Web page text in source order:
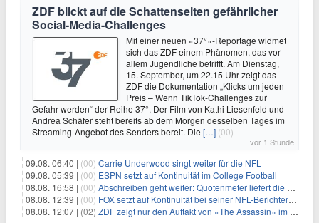
ZDF blickt auf die Schattenseiten gefährlicher
Social-Media-Challenges
Mit einer neuen «37°»-Reportage widmet
sich das ZDF einem Phänomen, das vor
allem Jugendliche betrifft. Am Dienstag,
15. September, um 22.15 Uhr zeigt das
ZDF die Dokumentation „Klicks um jeden
Preis – Wenn TikTok-Challenges zur
Gefahr werden“ der Reihe 37°. Der Film von Kathi Liesenfeld und
Andrea Schäfer steht bereits ab dem Morgen desselben Tages im
Streaming-Angebot des Senders bereit. Die […] (00)
vor 1 Stunde
09.08. 06:40 | (00) Carrie Underwood singt weiter für die NFL
09.08. 05:39 | (00) ESPN setzt auf Kontinuität im College Football
08.08. 16:58 | (00) Abschreiben geht weiter: Quotenmeter liefert die Vorlagen
08.08. 12:39 | (00) FOX setzt auf Kontinuität bei seiner NFL-Berichterstattung
08.08. 12:07 | (02) ZDF zeigt nur den Auftakt von «The Assassin» im Fernsehen